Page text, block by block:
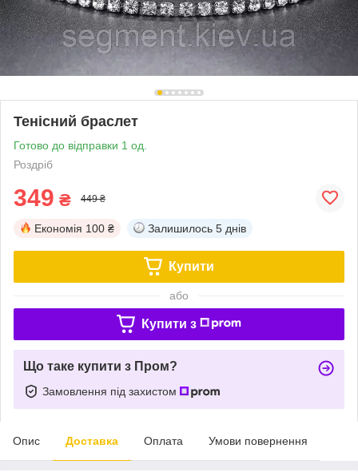
Тенісний браслет
Готово до відправки 1 од.
Роздріб
349 ₴ 449 ₴
Економія 100 ₴ Залишилось 5 днів
Купити
або
Купити з
Що таке купити з Пром?
Замовлення під захистом
Опис Доставка Оплата Умови повернення